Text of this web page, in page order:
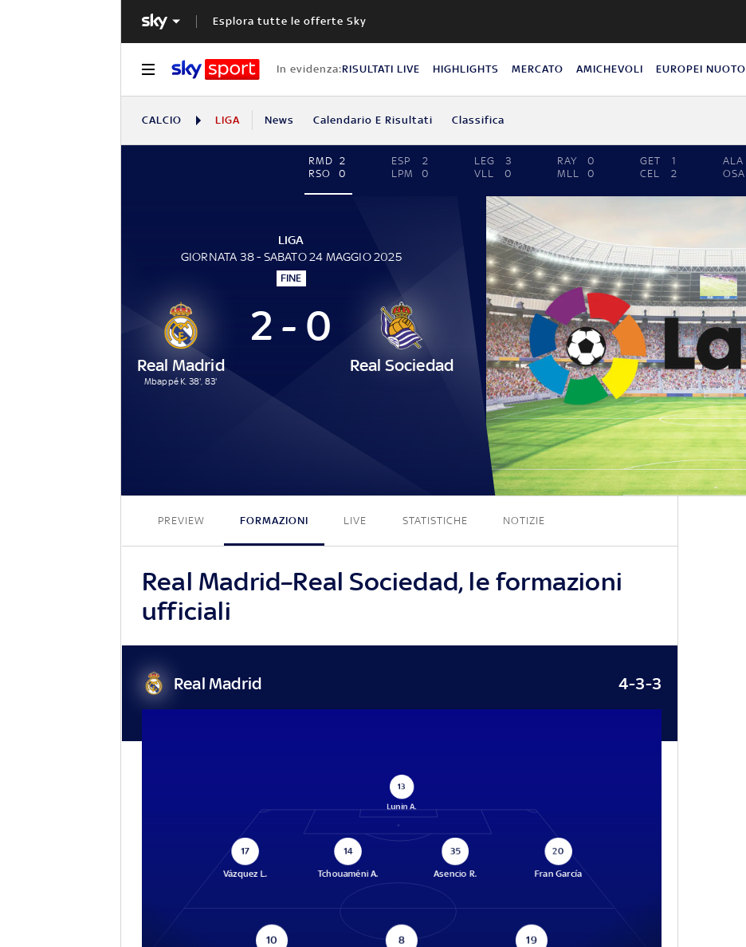
Esplora tutte le offerte Sky
In evidenza:RISULTATI LIVE HIGHLIGHTS MERCATO AMICHEVOLI EUROPEI NUOTO
CALCIO LIGA News Calendario E Risultati Classifica
RMD 2
RSO
0
ESP
2
LPM
0
LEG
3
VLL
0
RAY
0
MLL
0
GET
1
CEL
2
ALA
OSA
LIGA
GIORNATA 38 - SABATO 24 MAGGIO 2025
FINE
Real Madrid
Mbappé K. 38', 83'
2 - 0
Real Sociedad
2 - 0
PREVIEW FORMAZIONI LIVE STATISTICHE NOTIZIE
Real Madrid–Real Sociedad, le formazioni
ufficiali
Real Madrid 4-3-3
13
Lunin A.
17
Vázquez L.
14
Tchouaméni A.
35
Asencio R.
20
Fran García
10 8 19